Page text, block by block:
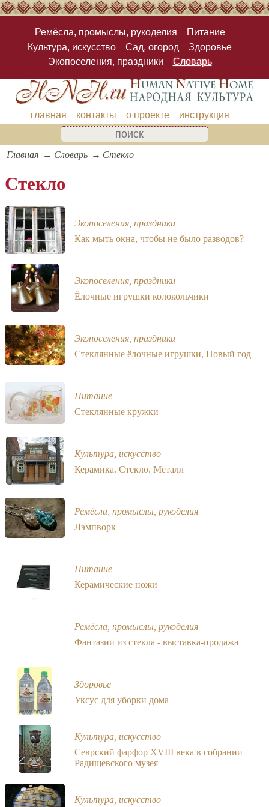
Ремёсла, промыслы, рукоделия
Питание
Культура, искусство
Сад, огород
Здоровье
Экопоселения, праздники
Словарь
главная контакты о проекте инструкция
Главная Словарь Стекло
Стекло
Экопоселения, праздники
Как мыть окна, чтобы не было разводов?
Экопоселения, праздники
Ёлочные игрушки колокольчики
Экопоселения, праздники
Стеклянные ёлочные игрушки, Новый год
Питание
Стеклянные кружки
Культура, искусство
Керамика. Стекло. Металл
Ремёсла, промыслы, рукоделия
Лэмпворк
Питание
Керамические ножи
Ремёсла, промыслы, рукоделия
Фантазии из стекла - выставка-продажа
Здоровье
Уксус для уборки дома
Культура, искусство
Севрский фарфор XVIII века в собрании
Радищевского музея
Культура, искусство